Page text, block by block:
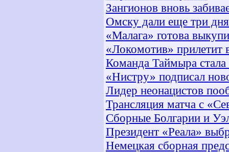
Зангионов вновь
Омску дали еще три дня
«Малага» готова
«Локомотив» прилетит
Команда Таймыра
«Нистру» подписал
Лидер неонацистов
Трансляция матча с
Сборные Болгарии и
Президент «Реала»
Немецкая сборная